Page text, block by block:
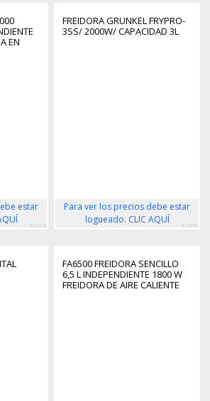
EN
estar
302263
FREIDORA GRUNKEL FRYPRO-
3SS/ 2000W/ CAPACIDAD 3L
Para ver los precios debe estar
logueado. CLIC AQUÍ
414358
FA6500 FREIDORA SENCILLO
6,5 L INDEPENDIENTE 1800 W
FREIDORA DE AIRE CALIENTE